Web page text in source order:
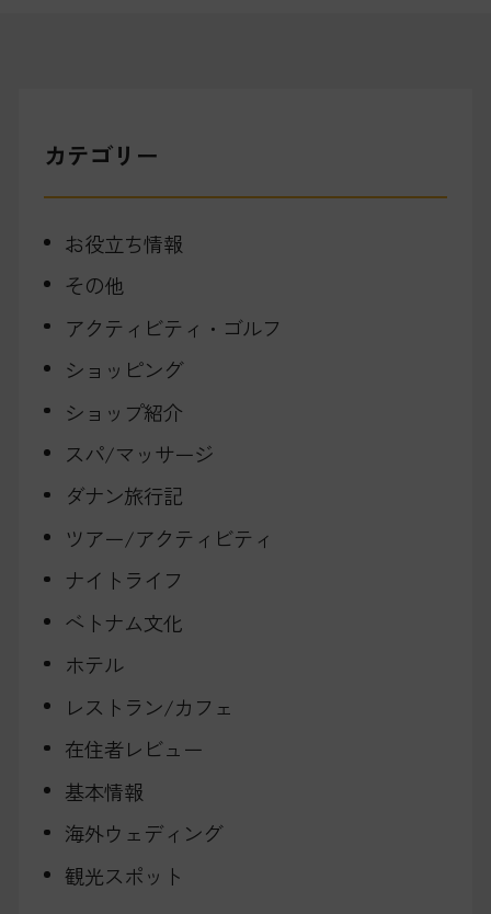
カテゴリー
お役立ち情報
その他
アクティビティ・ゴルフ
ショッピング
ショップ紹介
スパ/マッサージ
ダナン旅行記
ツアー/アクティビティ
ナイトライフ
ベトナム文化
ホテル
レストラン/カフェ
在住者レビュー
基本情報
海外ウェディング
観光スポット